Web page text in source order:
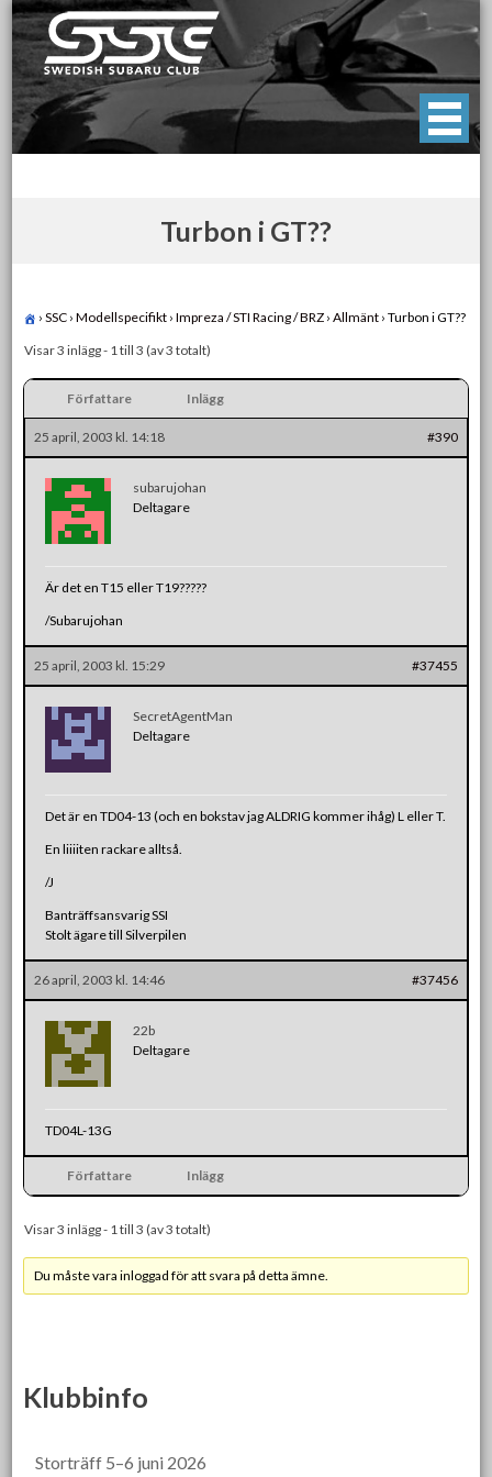
Skip
to
content
Swedish Subaru Club
För oss som älskar Subaru!
Turbon i GT??
› SSC › Modellspecifikt › Impreza / STI Racing / BRZ › Allmänt › Turbon i GT??
Visar 3 inlägg - 1 till 3 (av 3 totalt)
Författare Inlägg
25 april, 2003 kl. 14:18 #390
subarujohan
Deltagare
Är det en T15 eller T19?????
/Subarujohan
25 april, 2003 kl. 15:29 #37455
SecretAgentMan
Deltagare
Det är en TD04-13 (och en bokstav jag ALDRIG kommer ihåg) L eller T.
En liiiiten rackare alltså.
/J
Banträffsansvarig SSI
Stolt ägare till Silverpilen
26 april, 2003 kl. 14:46 #37456
22b
Deltagare
TD04L-13G
Författare Inlägg
Visar 3 inlägg - 1 till 3 (av 3 totalt)
Du måste vara inloggad för att svara på detta ämne.
Klubbinfo
Storträff 5–6 juni 2026